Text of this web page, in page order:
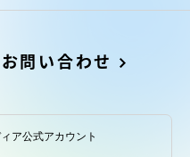
お問い合わせ
ア公式アカウント